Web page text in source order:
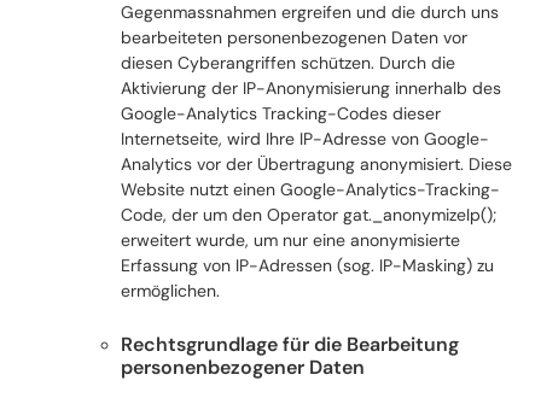
Gegenmassnahmen ergreifen und die durch uns
bearbeiteten personenbezogenen Daten vor
diesen Cyberangriffen schützen. Durch die
Aktivierung der IP-Anonymisierung innerhalb des
Google-Analytics Tracking-Codes dieser
Internetseite, wird Ihre IP-Adresse von Google-
Analytics vor der Übertragung anonymisiert. Diese
Website nutzt einen Google-Analytics-Tracking-
Code, der um den Operator gat._anonymizeIp();
erweitert wurde, um nur eine anonymisierte
Erfassung von IP-Adressen (sog. IP-Masking) zu
ermöglichen.
Rechtsgrundlage für die Bearbeitung
personenbezogener Daten